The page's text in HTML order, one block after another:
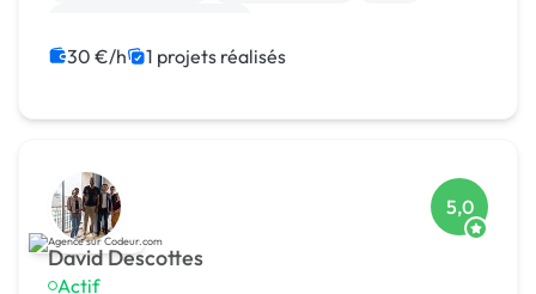
Migration ou refonte de site
30 €/h 1 projets réalisés
David Descottes
Actif
5,0